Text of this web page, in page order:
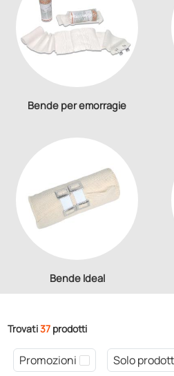
Bende per emorragie
Bende Ideal
Trovati37 prodotti
Promozioni
Solo